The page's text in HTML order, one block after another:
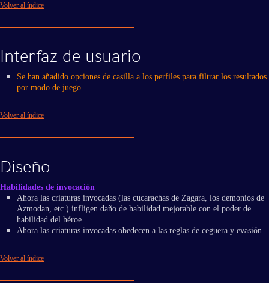
Volver al índice
Interfaz de usuario
Se han añadido opciones de casilla a los perfiles para filtrar los resultados
por modo de juego.
Volver al índice
Diseño
Habilidades de invocación
Ahora las criaturas invocadas (las cucarachas de Zagara, los demonios de
Azmodan, etc.) infligen daño de habilidad mejorable con el poder de
habilidad del héroe.
Ahora las criaturas invocadas obedecen a las reglas de ceguera y evasión.
Volver al índice